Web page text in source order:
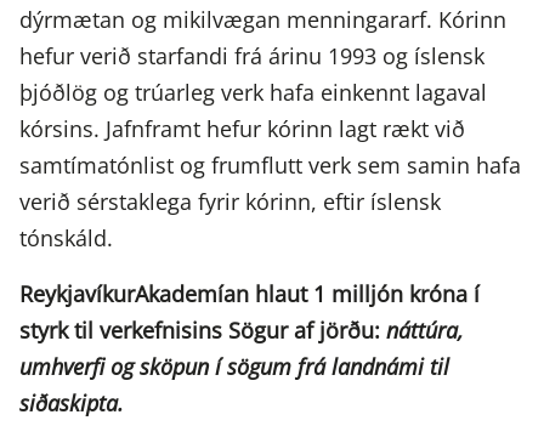
dýrmætan og mikilvægan menningararf. Kórinn
hefur verið starfandi frá árinu 1993 og íslensk
þjóðlög og trúarleg verk hafa einkennt lagaval
kórsins. Jafnframt hefur kórinn lagt rækt við
samtímatónlist og frumflutt verk sem samin hafa
verið sérstaklega fyrir kórinn, eftir íslensk
tónskáld.
ReykjavíkurAkademían hlaut 1 milljón króna í
styrk til verkefnisins Sögur af jörðu: náttúra,
umhverfi og sköpun í sögum frá landnámi til
siðaskipta.